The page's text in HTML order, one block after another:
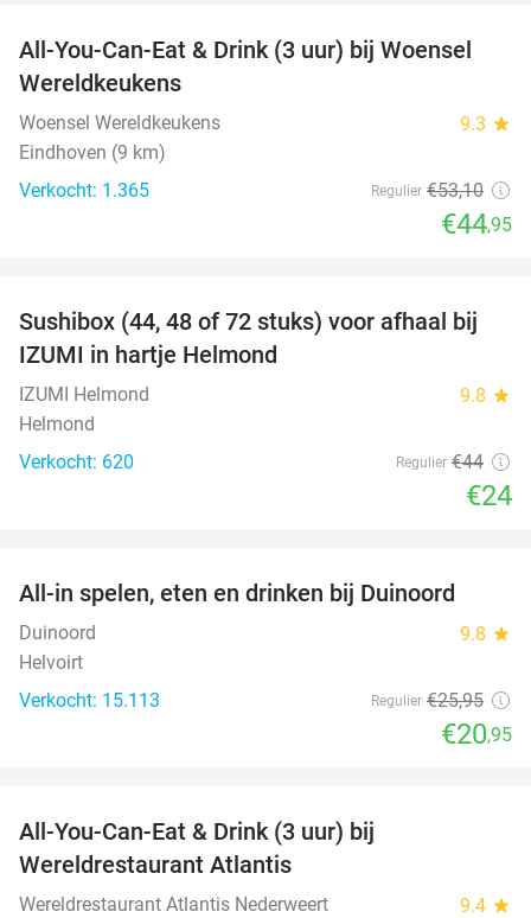
15%
All-You-Can-Eat & Drink (3 uur) bij Woensel
Wereldkeukens
Woensel Wereldkeukens 9.3 star
Eindhoven (9 km)
Verkocht: 1.365
Regulier €53,10
€44,95
45%
Sushibox (44, 48 of 72 stuks) voor afhaal bij
IZUMI in hartje Helmond
IZUMI Helmond 9.8 star
Helmond
Verkocht: 620
Regulier €44
€24
All-in spelen, eten en drinken bij Duinoord
Duinoord 9.8 star
Helvoirt
Verkocht: 15.113
Regulier €25,95
€20,95
All-You-Can-Eat & Drink (3 uur) bij
Wereldrestaurant Atlantis
Wereldrestaurant Atlantis Nederweert 9.4 star